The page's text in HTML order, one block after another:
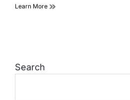
Learn More
Search